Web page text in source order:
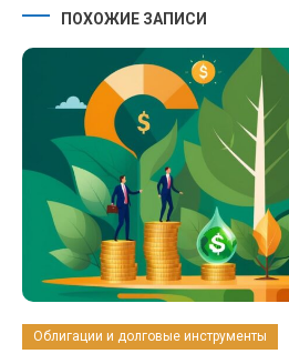
ПОХОЖИЕ ЗАПИСИ
Облигации и долговые инструменты